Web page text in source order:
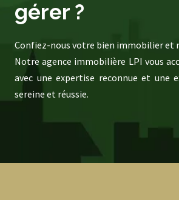
gérer ?
Confiez-nous votre bien immobilier et
Notre agence immobilière LPI vous
avec une expertise reconnue et une
sereine et réussie.